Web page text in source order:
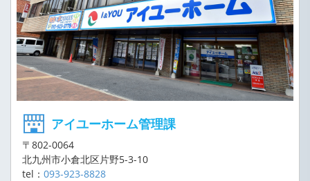
アイユーホーム管理課
〒802-0064
北九州市小倉北区片野5-3-10
tel： 093-923-8828